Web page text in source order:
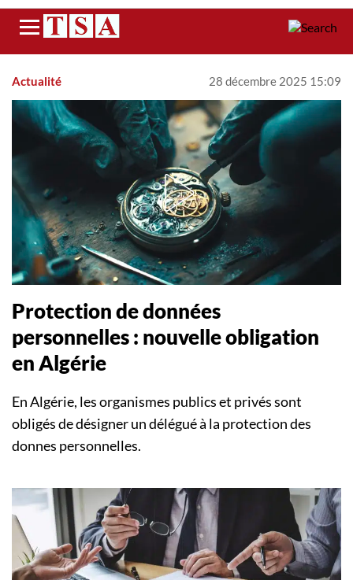
Menu
Actualité 28 décembre 2025 15:09
Protection de données
personnelles : nouvelle obligation
en Algérie
En Algérie, les organismes publics et privés sont
obligés de désigner un délégué à la protection des
donnes personnelles.